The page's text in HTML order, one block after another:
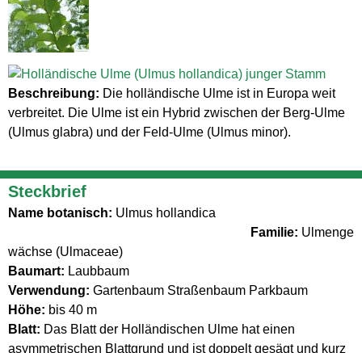
Beschreibung: Die holländische Ulme ist in Europa weit
verbreitet. Die Ulme ist ein Hybrid zwischen der Berg-Ulme
(Ulmus glabra) und der Feld-Ulme (Ulmus minor).
Steckbrief
Name botanisch: Ulmus hollandica
Familie: Ulmenge
wächse (Ulmaceae)
Baumart: Laubbaum
Verwendung: Gartenbaum Straßenbaum Parkbaum
Höhe: bis 40 m
Blatt: Das Blatt der Holländischen Ulme hat einen
asymmetrischen Blattgrund und ist doppelt gesägt und kurz